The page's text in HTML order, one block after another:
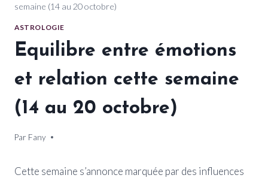
semaine (14 au 20 octobre)
ASTROLOGIE
Equilibre entre émotions
et relation cette semaine
(14 au 20 octobre)
Par Fany
15 octobre 2024
Cette semaine s’annonce marquée par des influences